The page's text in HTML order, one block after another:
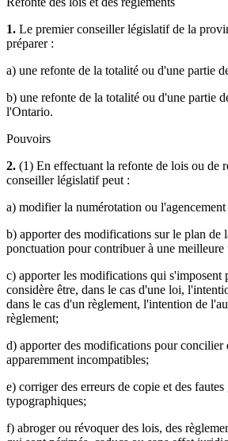
1. Le premier conseiller législatif de la
préparer :
a) une refonte de la totalité ou d'une partie
b) une refonte de la totalité ou d'une partie
l'Ontario.
Pouvoirs
2. (1) En effectuant la refonte de lois ou de
conseiller législatif peut :
a) modifier la numérotation ou l'agencement
b) apporter des modifications sur le plan de
ponctuation pour contribuer à une
c) apporter les modifications qui s'imposent
considère être, dans le cas d'une loi,
dans le cas d'un règlement, l'intention de
règlement;
d) apporter des modifications pour concilier
apparemment incompatibles;
e) corriger des erreurs de copie et des
typographiques;
f) abroger ou révoquer des lois, des